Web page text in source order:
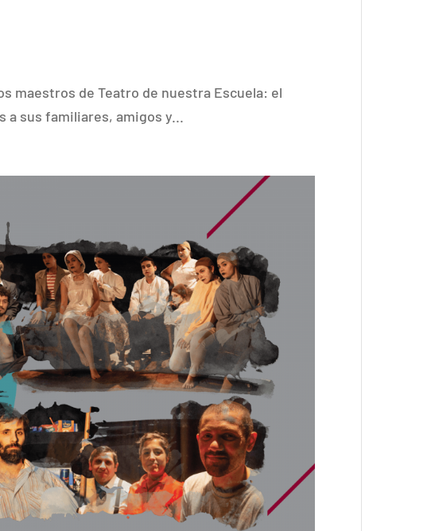
maestros de Teatro de nuestra Escuela: el
sus familiares, amigos y...